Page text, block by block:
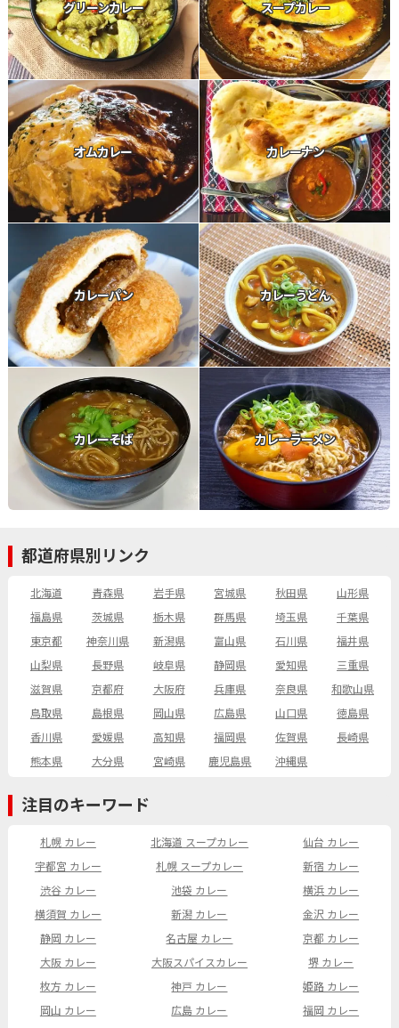
グリーンカレー スープカレー
オムカレー カレーナン
カレーパン カレーうどん
カレーそば カレーラーメン
都道府県別リンク
北海道 青森県 岩手県 宮城県 秋田県
山形県
福島県
茨城県 栃木県 群馬県 埼玉県
千葉県
東京都
神奈川県 新潟県 富山県 石川県
福井県
山梨県
長野県 岐阜県 静岡県 愛知県
三重県
滋賀県
京都府 大阪府 兵庫県 奈良県
和歌山県
鳥取県
島根県 岡山県 広島県 山口県
徳島県
香川県
愛媛県 高知県 福岡県 佐賀県
長崎県
熊本県
大分県 宮崎県 鹿児島県 沖縄県
注目のキーワード
札幌 カレー 北海道 スープカレー
仙台 カレー
宇都宮 カレー
札幌 スープカレー
新宿 カレー
渋谷 カレー
池袋 カレー
横浜 カレー
横須賀 カレー
新潟 カレー
金沢 カレー
静岡 カレー
名古屋 カレー
京都 カレー
大阪 カレー
大阪スパイスカレー
堺 カレー
枚方 カレー
神戸 カレー
姫路 カレー
岡山 カレー
広島 カレー
福岡 カレー